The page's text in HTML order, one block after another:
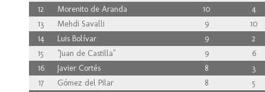
12
Morenito de Aranda 10
4
13
Mehdi Savalli 9
10
14
Luis Bolívar 9
2
15
"Juan de Castilla" 9
6
16
Javier Cortés 8
3
17
Gómez del Pilar 8
5